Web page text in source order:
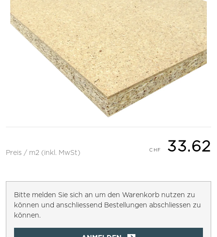
Preis / m2 (inkl. MwSt) 33.62
Bitte melden Sie sich an um den Warenkorb nutzen zu
können und anschliessend Bestellungen abschliessen zu
können.